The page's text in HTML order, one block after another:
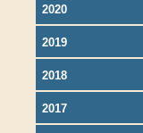
2020
2019
2018
2017